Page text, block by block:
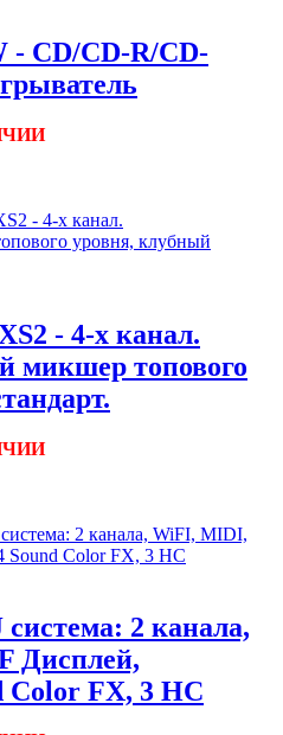
- CD/CD-R/CD-
- 4-х канал.
микшер топового
2 канала,
Дисплей,
Color FX, 3 HC